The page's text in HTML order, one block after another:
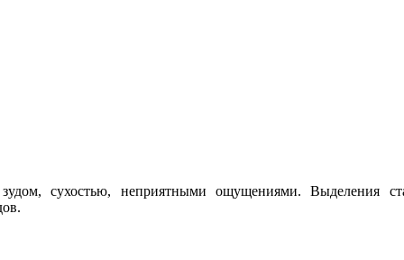
сухостью, неприятными ощущениями. Выделения